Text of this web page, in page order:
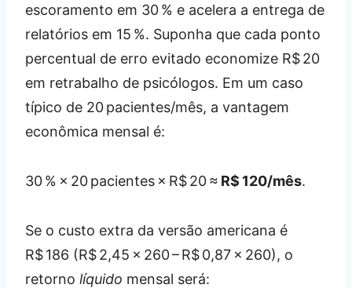
escoramento em 30 % e acelera a entrega de
relatórios em 15 %. Suponha que cada ponto
percentual de erro evitado economize R$ 20
em retrabalho de psicólogos. Em um caso
típico de 20 pacientes/mês, a vantagem
econômica mensal é:
30 % × 20 pacientes × R$ 20 ≈ R$ 120/mês.
Se o custo extra da versão americana é
R$ 186 (R$ 2,45 × 260 – R$ 0,87 × 260), o
retorno líquido mensal será: